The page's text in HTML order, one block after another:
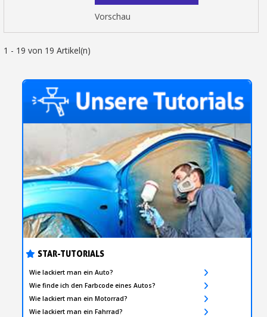
STAR-TUTORIALS
Wie lackiert man ein Auto?
Wie finde ich den Farbcode eines Autos?
Wie lackiert man ein Motorrad?
Wie lackiert man ein Fahrrad?
Vorschau
1 - 19 von 19 Artikel(n)